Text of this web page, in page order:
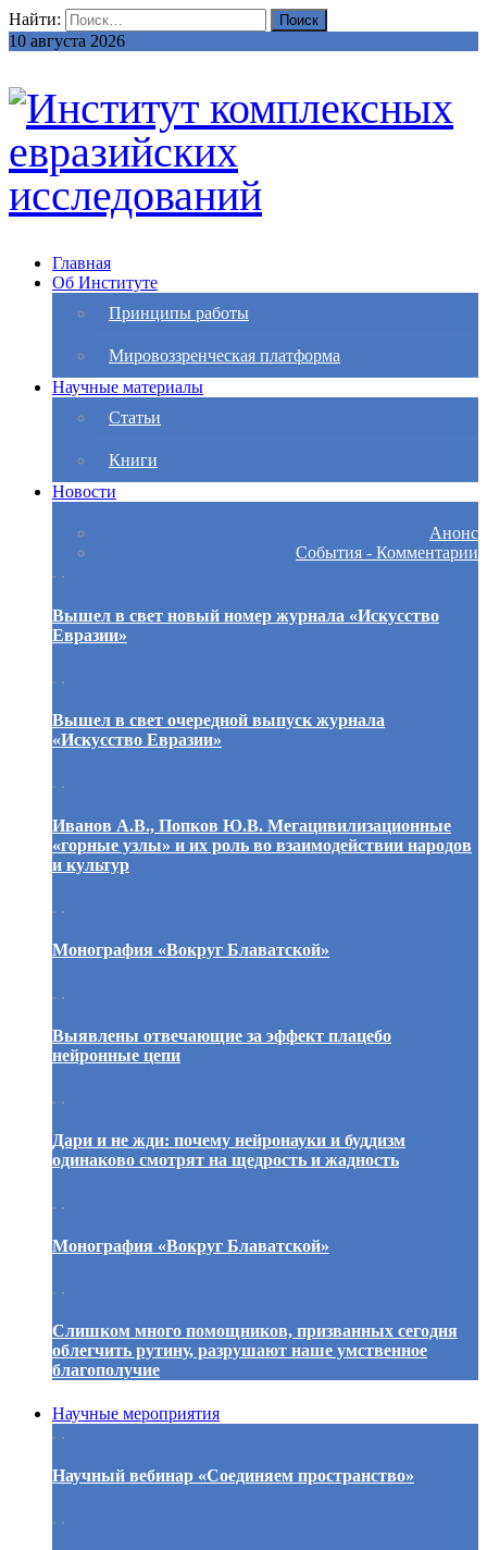
Найти:
10 августа 2026
Главная
Об Институте
Принципы работы
Мировоззренческая платформа
Научные материалы
Статьи
Книги
Новости
Анонс
События - Комментарии
. .
Вышел в свет новый номер журнала «Искусство
Евразии»
. .
Вышел в свет очередной выпуск журнала
«Искусство Евразии»
. .
Иванов А.В., Попков Ю.В. Мегацивилизационные
«горные узлы» и их роль во взаимодействии народов
и культур
. .
Монография «Вокруг Блаватской»
. .
Выявлены отвечающие за эффект плацебо
нейронные цепи
. .
Дари и не жди: почему нейронауки и буддизм
одинаково смотрят на щедрость и жадность
. .
Монография «Вокруг Блаватской»
. .
Слишком много помощников, призванных сегодня
облегчить рутину, разрушают наше умственное
благополучие
Научные мероприятия
. .
Научный вебинар «Соединяем пространство»
. .